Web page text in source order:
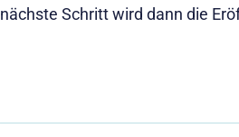
nächste Schritt wird dann die